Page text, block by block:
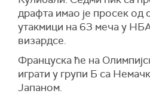
драфта имао је просек од
утакмици на 63 меча у
визардсе.
Француска ће на
играти у групи Б са
Јапаном.